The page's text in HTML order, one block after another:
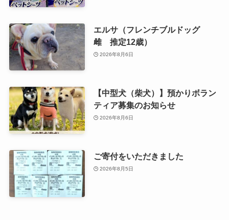
エルサ（フレンチブルドッグ
雌 推定12歳）
2026年8月6日
【中型犬（柴犬）】預かりボラン
ティア募集のお知らせ
2026年8月6日
ご寄付をいただきました
2026年8月5日